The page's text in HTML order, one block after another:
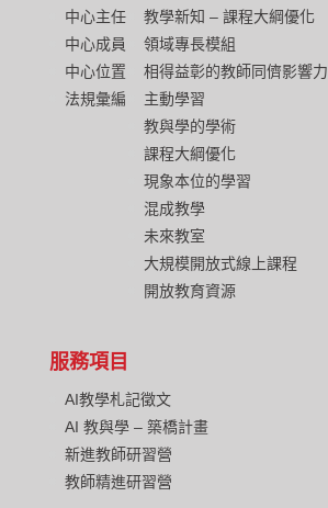
中心主任
中心成員
中心位置
法規彙編
教學新知 – 課程大綱優化
領域專長模組
相得益彰的教師同儕影響力
主動學習
教與學的學術
課程大綱優化
現象本位的學習
混成教學
未來教室
大規模開放式線上課程
開放教育資源
服務項目
AI教學札記徵文
AI 教與學 – 築橋計畫
新進教師研習營
教師精進研習營